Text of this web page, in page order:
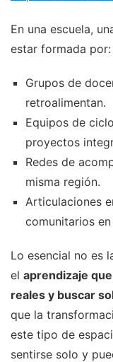
En una escuela,
estar formada por:
Grupos de
retroalimentan.
Equipos de
proyectos
Redes de
misma región.
Articulaciones
comunitarios
Lo esencial no es
el aprendizaje
reales y buscar
que la
este tipo de
sentirse solo y